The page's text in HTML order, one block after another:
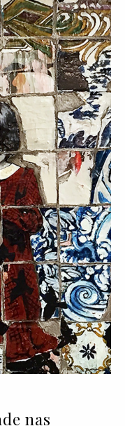
nas